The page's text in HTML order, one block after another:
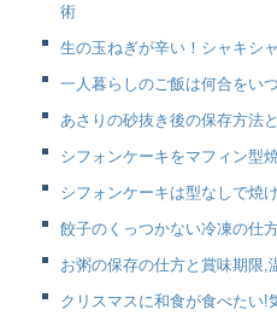
術
生の玉ねぎが辛い！シャキシ
一人暮らしのご飯は何合をい
あさりの砂抜き後の保存方法
シフォンケーキをマフィン型
シフォンケーキは型なしで焼
餃子のくっつかない冷凍の仕
お粥の保存の仕方と賞味期限,
クリスマスに和食が食べたい!